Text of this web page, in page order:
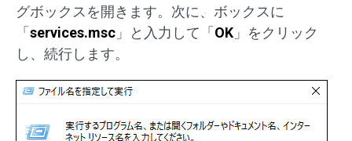
グボックスを開きます。次に、ボックスに
「 services.msc 」と入力して「 OK 」をクリック
し、続行します。